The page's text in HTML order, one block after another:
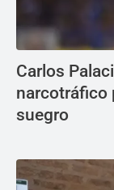
Carlos
narcotráfico
suegro